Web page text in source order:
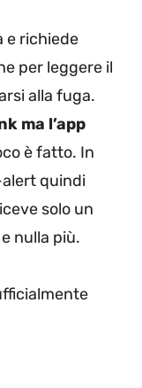
e richiede
per leggere il
alla fuga.
ma l’app
è fatto. In
quindi
solo un
nulla più.